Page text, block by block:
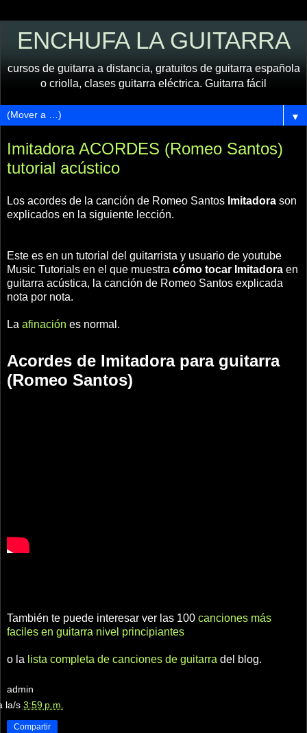
ENCHUFA LA GUITARRA
cursos de guitarra a distancia, gratuitos de guitarra española
o criolla, clases guitarra eléctrica. Guitarra fácil
▼
Imitadora ACORDES (Romeo Santos)
tutorial acústico
Los acordes de la canción de Romeo Santos Imitadora son
explicados en la siguiente lección.
Este es en un tutorial del guitarrista y usuario de youtube
Music Tutorials en el que muestra cómo tocar Imitadora en
guitarra acústica, la canción de Romeo Santos explicada
nota por nota.
La afinación es normal.
Acordes de Imitadora para guitarra
(Romeo Santos)
También te puede interesar ver las 100 canciones más
faciles en guitarra nivel principiantes
o la lista completa de canciones de guitarra del blog.
admin
la/s 3:59 p.m.
Compartir